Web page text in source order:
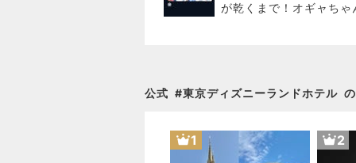
が乾くまで！オギャちゃ
公式 #東京ディズニーランドホテル
1 2